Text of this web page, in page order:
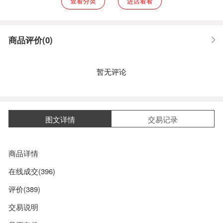
商品评价(0)
暂无评论
图文详情 交易记录
商品详情
在线成交(396)
评价(389)
交易说明